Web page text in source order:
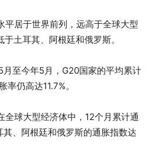
居于世界前列，远高于全球大型
土耳其、阿根廷和俄罗斯。
至今年5月，G20国家的平均累计
仍高达11.7%。
球大型经济体中，12个月累计通
、阿根廷和俄罗斯的通胀指数达